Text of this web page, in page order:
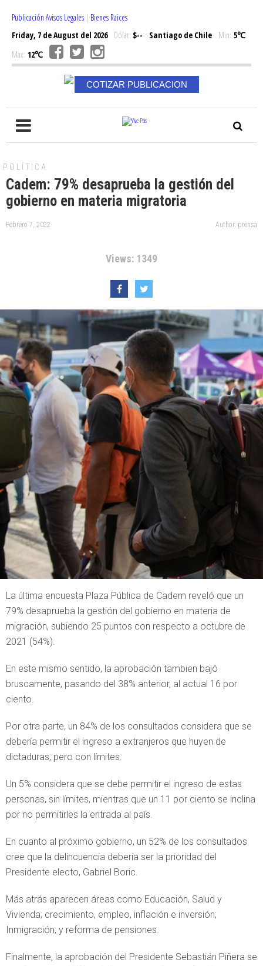
Publicación Avisos Legales | Bienes Raices
Friday, 7 de August del 2026Dólar: $-- Santiago de Chile Min: 5℃
Max: 12℃
COTIZAR PUBLICACION
POLÍTICA
Cadem: 79% desaprueba la gestión del
gobierno en materia migratoria
Febrero 7, 2022 Author: prensa
Views: 1349
La última encuesta Plaza Pública de Cadem reveló que un
79% desaprueba la gestión del gobierno en materia de
migración, subiendo 25 puntos con respecto a octubre de
2021 (54%).
En este mismo sentido, la aprobación tambien bajó
bruscamente, pasando del 38% anterior, al actual 16 por
ciento.
Por otra parte, un 84% de los consultados considera que se
debería permitir el ingreso a extranjeros que huyen de
dictaduras, pero con límites.
Un 5% considera que se debe permitir el ingreso de estas
personas, sin límites, mientras que un 11 por ciento se inclina
por no permitirles la entrada al país.
En cuanto al próximo gobierno, un 52% de los consultados
cree que la delincuencia debería ser la prioridad del
Presidente electo, Gabriel Boric.
Más atrás aparecen áreas como Educación, Salud y
Vivienda; crecimiento, empleo, inflación e inversión;
Inmigración; y reforma de pensiones.
Finalmente, la aprobación del Presidente Sebastián Piñera se